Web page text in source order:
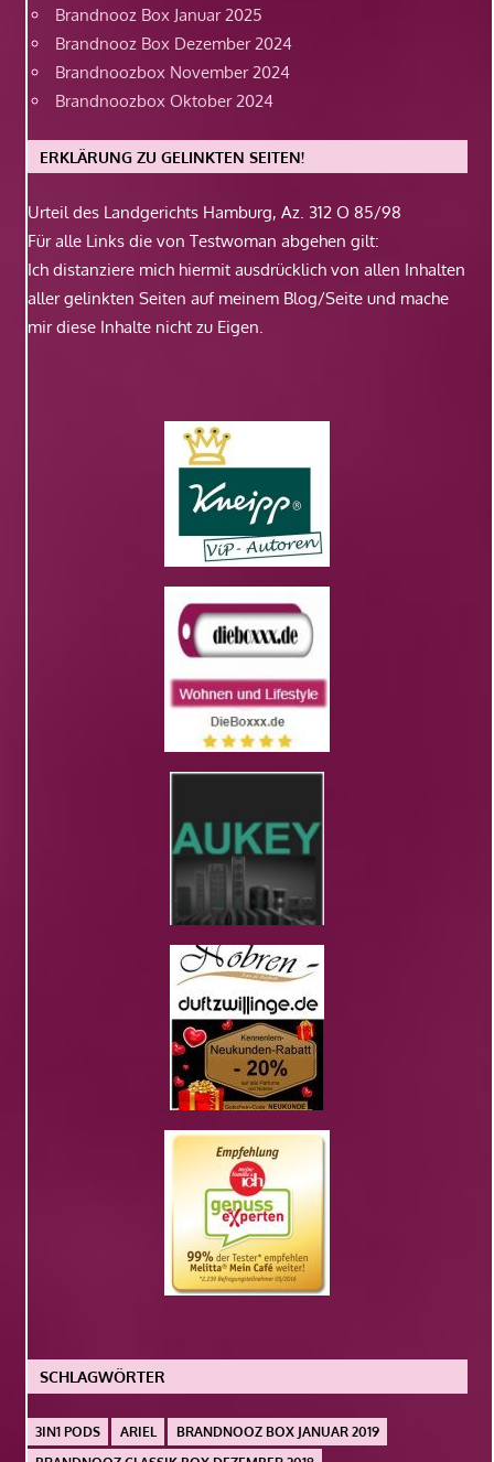
Brandnooz Box Januar 2025
Brandnooz Box Dezember 2024
Brandnoozbox November 2024
Brandnoozbox Oktober 2024
ERKLÄRUNG ZU GELINKTEN SEITEN!
Urteil des Landgerichts Hamburg, Az. 312 O 85/98
Für alle Links die von Testwoman abgehen gilt:
Ich distanziere mich hiermit ausdrücklich von allen Inhalten
aller gelinkten Seiten auf meinem Blog/Seite und mache
mir diese Inhalte nicht zu Eigen.
SCHLAGWÖRTER
3IN1 PODS ARIEL
BRANDNOOZ BOX JANUAR 2019